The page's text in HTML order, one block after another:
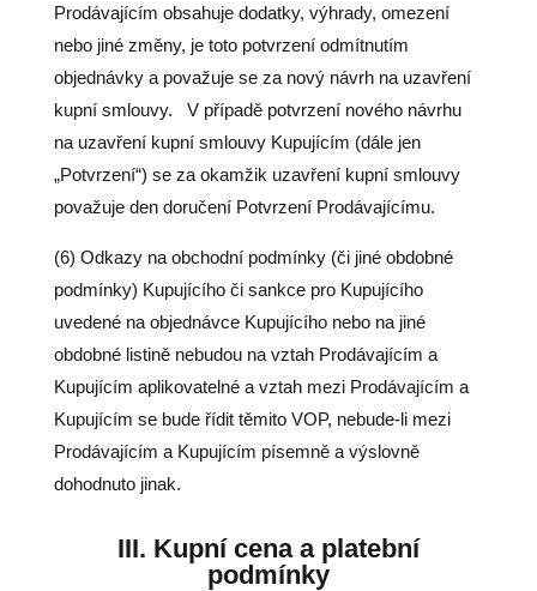
Prodávajícím obsahuje dodatky, výhrady, omezení
nebo jiné změny, je toto potvrzení odmítnutím
objednávky a považuje se za nový návrh na uzavření
kupní smlouvy.
V případě potvrzení nového návrhu
na uzavření kupní smlouvy Kupujícím (dále jen
„Potvrzení“) se za okamžik uzavření kupní smlouvy
považuje den doručení Potvrzení Prodávajícímu.
(6) Odkazy na obchodní podmínky (či jiné obdobné
podmínky) Kupujícího či sankce pro Kupujícího
uvedené na objednávce Kupujícího nebo na jiné
obdobné listině nebudou na vztah Prodávajícím a
Kupujícím aplikovatelné a vztah mezi Prodávajícím a
Kupujícím se bude řídit těmito VOP, nebude-li mezi
Prodávajícím a Kupujícím písemně a výslovně
dohodnuto jinak.
III. Kupní cena a platební
podmínky